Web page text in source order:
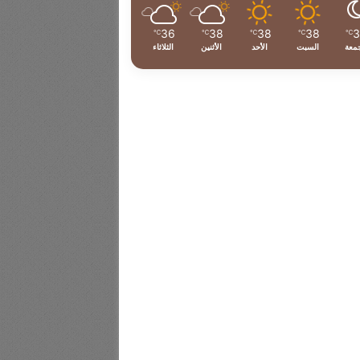
℃
38
℃
السبت
38
℃
الأحد
38
℃
الأثنين
36
℃
الثلاثاء